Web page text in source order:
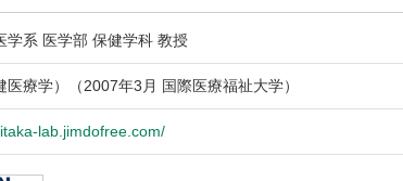
学系 医学部 保健学科 教授
医療学）（2007年3月 国際医療福祉大学）
lab.jimdofree.com/